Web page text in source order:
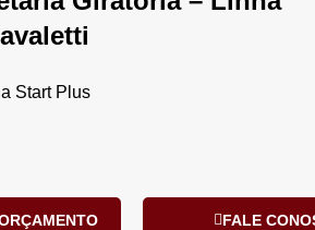
Start Plus
FALE